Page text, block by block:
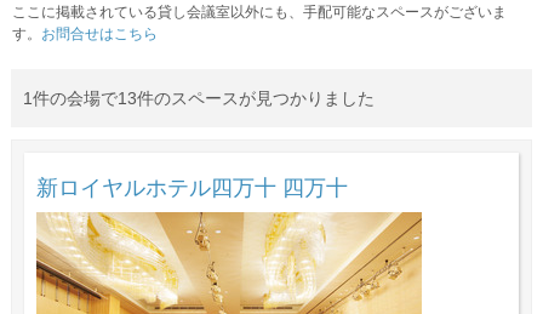
ここに掲載されている貸し会議室以外にも、手配可能なスペースがございま
す。 お問合せはこちら
1件の会場で13件のスペースが見つかりました
新ロイヤルホテル四万十 四万十